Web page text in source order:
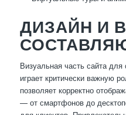
ДИЗАЙН И
Визуальная часть сайта для
играет критически важную
позволяет корректно
— от смартфонов до